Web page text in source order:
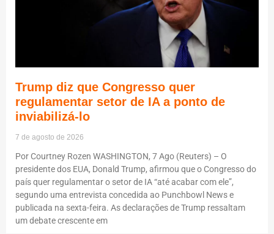
Trump diz que Congresso quer
regulamentar setor de IA a ponto de
inviabilizá-lo
7 de agosto de 2026
Por Courtney Rozen WASHINGTON, 7 Ago (Reuters) – O
presidente dos EUA, Donald Trump, afirmou que o Congresso do
país quer regulamentar o setor de IA “até acabar com ele”,
segundo uma entrevista concedida ao Punchbowl News e
publicada na sexta-feira. As declarações de Trump ressaltam
um debate crescente em